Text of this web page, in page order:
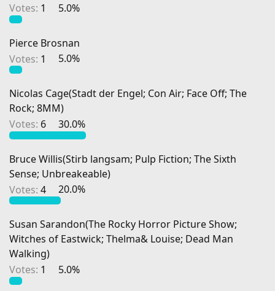
Votes: 1 5.0%
Pierce Brosnan
Votes: 1 5.0%
Nicolas Cage(Stadt der Engel; Con Air; Face Off; The
Rock; 8MM)
Votes: 6 30.0%
Bruce Willis(Stirb langsam; Pulp Fiction; The Sixth
Sense; Unbreakeable)
Votes: 4 20.0%
Susan Sarandon(The Rocky Horror Picture Show;
Witches of Eastwick; Thelma& Louise; Dead Man
Walking)
Votes: 1 5.0%